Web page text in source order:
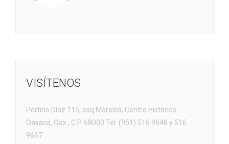
VISÍTENOS
Porfirio Díaz 115, esq Morelos, Centro Histórico
Oaxaca, Oax., C.P. 68000 Tel. (951) 516 9648 y 516
9647